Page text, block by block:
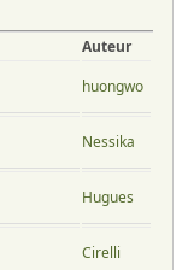
Auteur
huongwo
Nessika
Hugues
Cirelli